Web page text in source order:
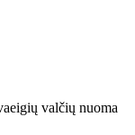
valčių nuoma